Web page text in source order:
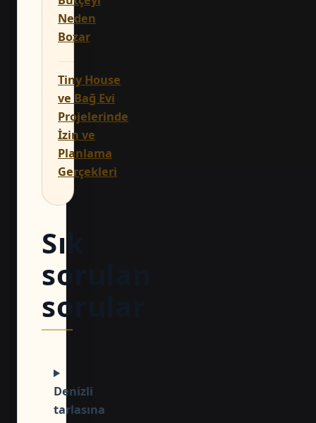
Neden
Bozar
Tiny House
ve Bağ Evi
Projelerinde
İzin ve
Planlama
Gerçekleri
Sık
sorulan
sorular
Denizli
tarlasına